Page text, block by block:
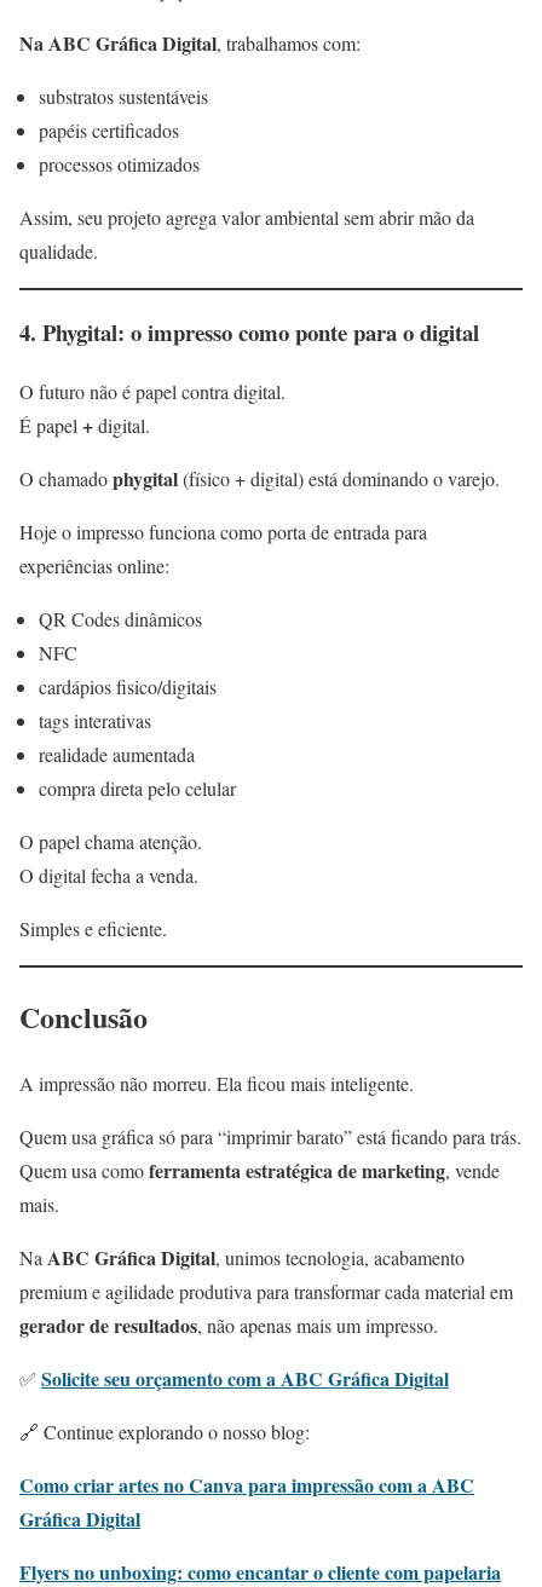
Na ABC Gráfica Digital, trabalhamos com:
substratos sustentáveis
papéis certificados
processos otimizados
Assim, seu projeto agrega valor ambiental sem abrir mão da
qualidade.
4. Phygital: o impresso como ponte para o digital
O futuro não é papel contra digital.
É papel +digital.
O chamadophygital(físico + digital) está dominando o varejo.
Hoje o impresso funciona como porta de entrada para
experiências online:
QR Codes dinâmicos
NFC
cardápios fisico/digitais
tags interativas
realidade aumentada
compra direta pelo celular
O papel chama atenção.
O digital fecha a venda.
Simples e eficiente.
Conclusão
A impressão não morreu. Ela ficou mais inteligente.
Quem usa gráfica só para “imprimir barato” está ficando para trás.
Quem usa comoferramenta estratégica de marketing, vende
mais.
Na ABC Gráfica Digital, unimos tecnologia, acabamento
premium e agilidade produtiva para transformar cada material em
gerador de resultados, não apenas mais um impresso.
✅ Solicite seu orçamento com a ABC Gráfica Digital
🔗 Continue explorando o nosso blog:
Como criar artes no Canva para impressão com a ABC
Gráfica Digital
Flyers no unboxing: como encantar o cliente com papelaria